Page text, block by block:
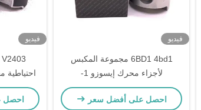
فيديو
6BD1 4bd1 مجموعة المكبس
لأجزاء محرك إيسوزو 1-
12111240-1 1-12111777-0
احصل على أفضل سعر
فيديو
احصل